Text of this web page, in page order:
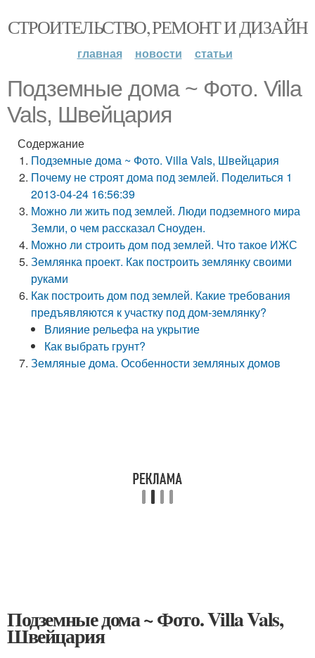
СТРОИТЕЛЬСТВО, РЕМОНТ И ДИЗАЙН
главная новости статьи
Подземные дома ~ Фото. Villa
Vals, Швейцария
Содержание
Подземные дома ~ Фото. Villa Vals, Швейцария
Почему не строят дома под землей. Поделиться 1
2013-04-24 16:56:39
Можно ли жить под землей. Люди подземного мира
Земли, о чем рассказал Сноуден.
Можно ли строить дом под землей. Что такое ИЖС
Землянка проект. Как построить землянку своими
руками
Как построить дом под землей. Какие требования
предъявляются к участку под дом-землянку?
Влияние рельефа на укрытие
Как выбрать грунт?
Земляные дома. Особенности земляных домов
Подземные дома ~ Фото. Villa Vals,
Швейцария